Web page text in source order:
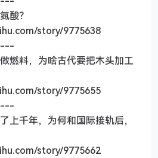
酸？
story/9775638
燃料，为啥古代要把木头加工
story/9775655
上千年，为何和国际接轨后，
story/9775662